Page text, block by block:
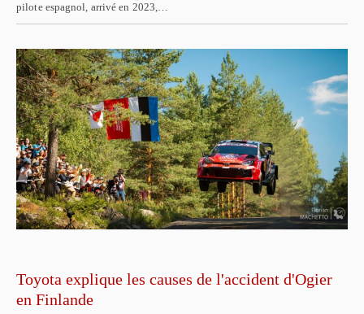
pilote espagnol, arrivé en 2023,…
Toyota explique les causes de l'accident d'Ogier
en Finlande